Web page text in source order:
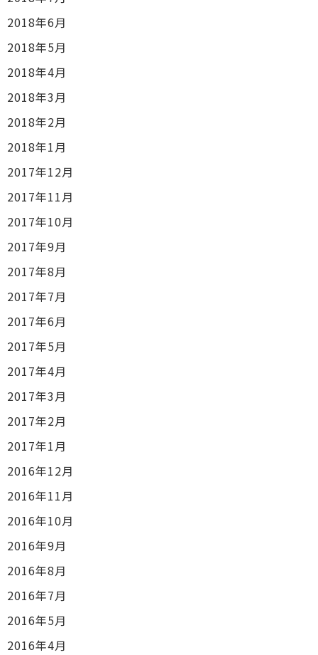
2018年6月
2018年5月
2018年4月
2018年3月
2018年2月
2018年1月
2017年12月
2017年11月
2017年10月
2017年9月
2017年8月
2017年7月
2017年6月
2017年5月
2017年4月
2017年3月
2017年2月
2017年1月
2016年12月
2016年11月
2016年10月
2016年9月
2016年8月
2016年7月
2016年5月
2016年4月